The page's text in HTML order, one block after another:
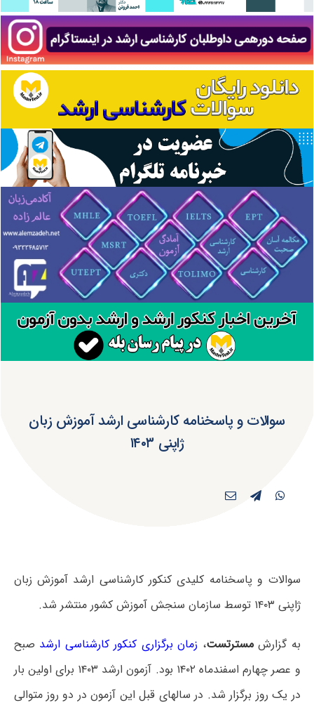
سوالات و پاسخنامه کارشناسی ارشد آموزش زبان
ژاپنی ۱۴۰۳
سوالات و پاسخنامه کلیدی کنکور کارشناسی ارشد آموزش زبان
ژاپنی ۱۴۰۳ توسط سازمان سنجش آموزش کشور منتشر شد.
به گزارشمسترتست، زمان برگزاری کنکور کارشناسی ارشد صبح
و عصر چهارم اسفندماه ۱۴۰۲ بود. آزمون ارشد ۱۴۰۳ برای اولین بار
در یک روز برگزار شد. در سالهای قبل این آزمون در دو روز متوالی